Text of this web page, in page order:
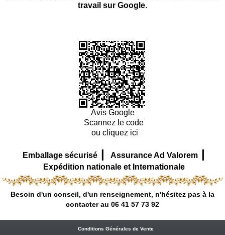
travail sur Google.
Avis Google
Scannez le code
ou cliquez ici
Emballage sécurisé | Assurance Ad Valorem |
Expédition nationale et Internationale
Besoin d'un conseil, d'un renseignement, n'hésitez pas à la
contacter au 06 41 57 73 92
Conditions Générales de Vente